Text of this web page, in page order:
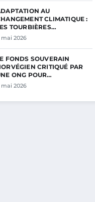
AU
CLIMATIQUE :
TOURBIÈRES…
mai 2026
FONDS SOUVERAIN
CRITIQUÉ PAR
ONG POUR…
mai 2026